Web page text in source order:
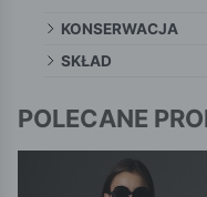
KONSERWACJA
SKŁAD
POLECANE